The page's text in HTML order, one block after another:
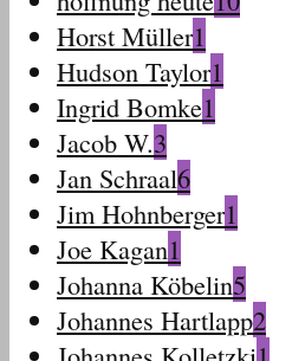
Horst Müller1
Hudson Taylor1
Ingrid Bomke1
Jacob W.3
Jan Schraal6
Jim Hohnberger1
Joe Kagan1
Johanna Köbelin5
Johannes Hartlapp2